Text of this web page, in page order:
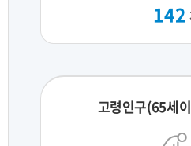
142
고령인구(65세